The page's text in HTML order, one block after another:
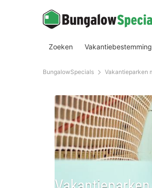
Zoeken
BungalowSpecials Vakantieparken